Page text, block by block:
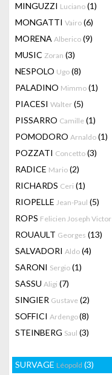
MINGUZZI Luciano (1)
MONGATTI Vairo (6)
MORENA Alberico (9)
MUSIC Zoran (3)
NESPOLO Ugo (8)
PALADINO Mimmo (1)
PIACESI Walter (5)
PISSARRO Camille (1)
POMODORO Arnaldo (1)
POZZATI Concetto (3)
RADICE Mario (2)
RICHARDS Ceri (1)
RIOPELLE Jean-Paul (5)
ROPS Felicien Joseph Victor
ROUAULT Georges (13)
SALVADORI Aldo (4)
SARONI Sergio (1)
SASSU Aligi (7)
SINGIER Gustave (2)
SOFFICI Ardengo(8)
STEINBERG Saul (3)
SURVAGE Léopold (3)